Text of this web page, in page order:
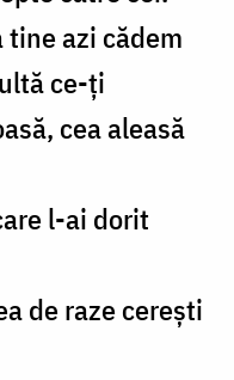
tine azi cădem
ce-ți
cea aleasă
l-ai dorit
de raze cerești